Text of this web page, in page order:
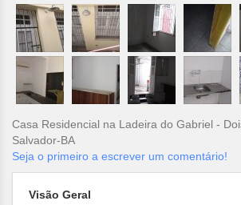
Casa Residencial na Ladeira do Gabriel -
Salvador-BA
Seja o primeiro a escrever um comentário!
Visão Geral